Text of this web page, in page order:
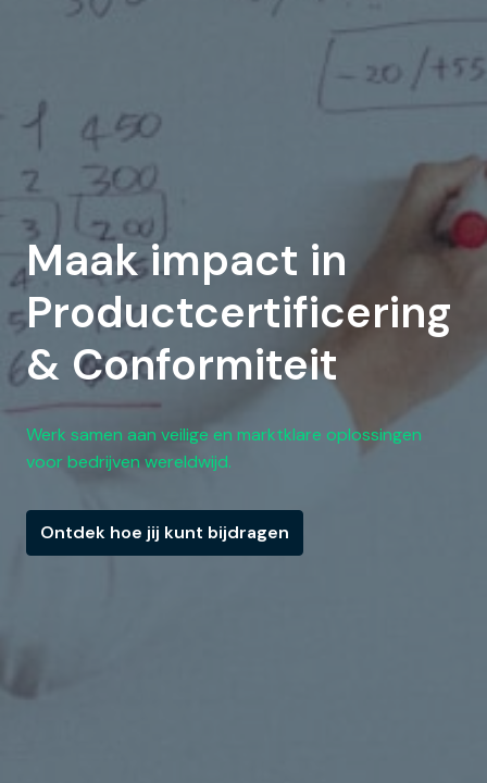
Maak impact in
Productcertificering
& Conformiteit
Werk samen aan veilige en marktklare oplossingen
voor bedrijven wereldwijd.
Ontdek hoe jij kunt bijdragen